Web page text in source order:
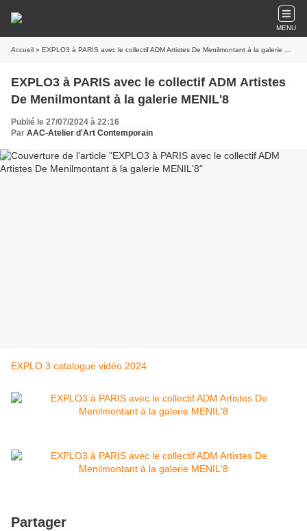
MENU
Accueil » EXPLO3 à PARIS avec le collectif ADM Artistes De Menilmontant à la galerie MENIL'8
EXPLO3 à PARIS avec le collectif ADM Artistes
De Menilmontant à la galerie MENIL'8
Publié le 27/07/2024 à 22:16
Par AAC-Atelier d'Art Contemporain
EXPLO 3 catalogue vidéo 2024
Partager